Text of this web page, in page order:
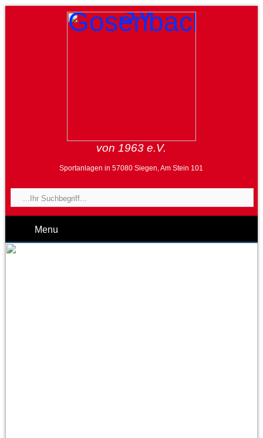
von 1963 e.V.
Sportanlagen in 57080 Siegen, Am Stein 101
Menu